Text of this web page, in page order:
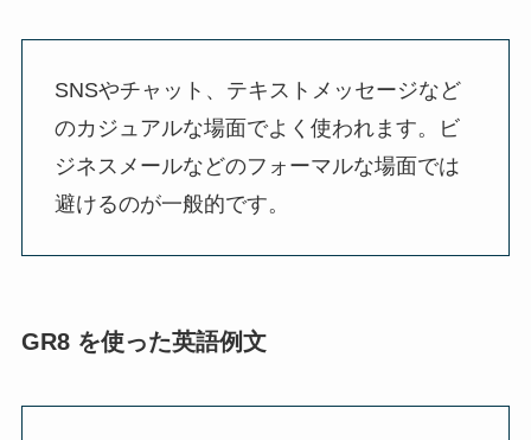
SNSやチャット、テキストメッセージなど
のカジュアルな場面でよく使われます。ビ
ジネスメールなどのフォーマルな場面では
避けるのが一般的です。
GR8 を使った英語例文